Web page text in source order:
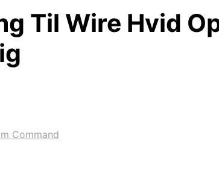
Til Wire Hvid
Command